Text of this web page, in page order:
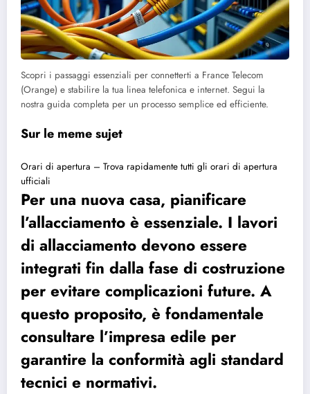
Scopri i passaggi essenziali per connetterti a France Telecom
(Orange) e stabilire la tua linea telefonica e internet. Segui la
nostra guida completa per un processo semplice ed efficiente.
Sur le meme sujet
Orari di apertura – Trova rapidamente tutti gli orari di apertura
ufficiali
Per una nuova casa, pianificare
l’allacciamento è essenziale. I lavori
di allacciamento devono essere
integrati fin dalla fase di costruzione
per evitare complicazioni future. A
questo proposito, è fondamentale
consultare l’impresa edile per
garantire la conformità agli standard
tecnici e normativi.